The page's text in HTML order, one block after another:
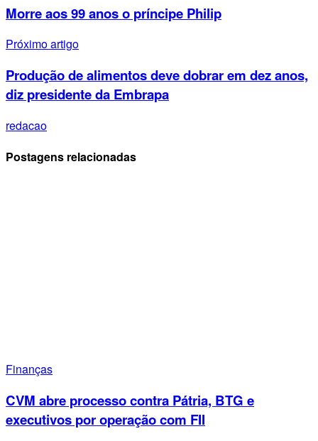
Morre aos 99 anos o príncipe Philip
Próximo artigo
Produção de alimentos deve dobrar em dez anos,
diz presidente da Embrapa
redacao
Postagens relacionadas
Finanças
CVM abre processo contra Pátria, BTG e
executivos por operação com FII